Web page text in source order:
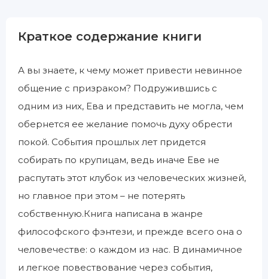
Краткое содержание книги
А вы знаете, к чему может привести невинное
общение с призраком? Подружившись с
одним из них, Ева и представить не могла, чем
обернется ее желание помочь духу обрести
покой. События прошлых лет придется
собирать по крупицам, ведь иначе Еве не
распутать этот клубок из человеческих жизней,
но главное при этом – не потерять
собственную.Книга написана в жанре
философского фэнтези, и прежде всего она о
человечестве: о каждом из нас. В динамичное
и легкое повествование через события,